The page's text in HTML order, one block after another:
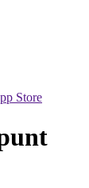
Store